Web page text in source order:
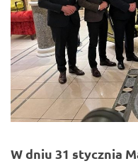
W dniu 31 stycznia